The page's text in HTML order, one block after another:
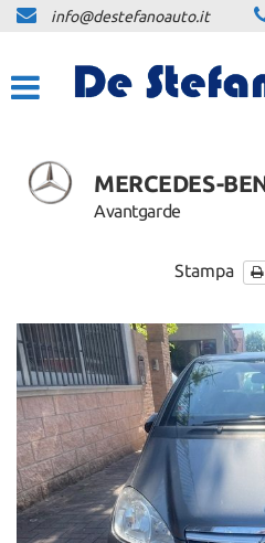
LA NOSTRA STORIA
LISTA VEICOLI
NOLEGGIO LUNGO TERMINE
PREVENTIVO PERSONALIZZATO
NLT
ACQUISTIAMO USATO
ASSISTENZA
info@destefanoauto.it
MERCEDES-
Avantgarde
Stampa